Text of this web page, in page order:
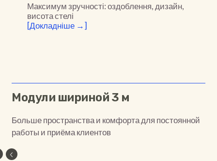
Максимум зручності: оздоблення, дизайн,
висота стелі
[Докладніше →]
Модули шириной 3 м
Больше пространства и комфорта для постоянной
работы и приёма клиентов